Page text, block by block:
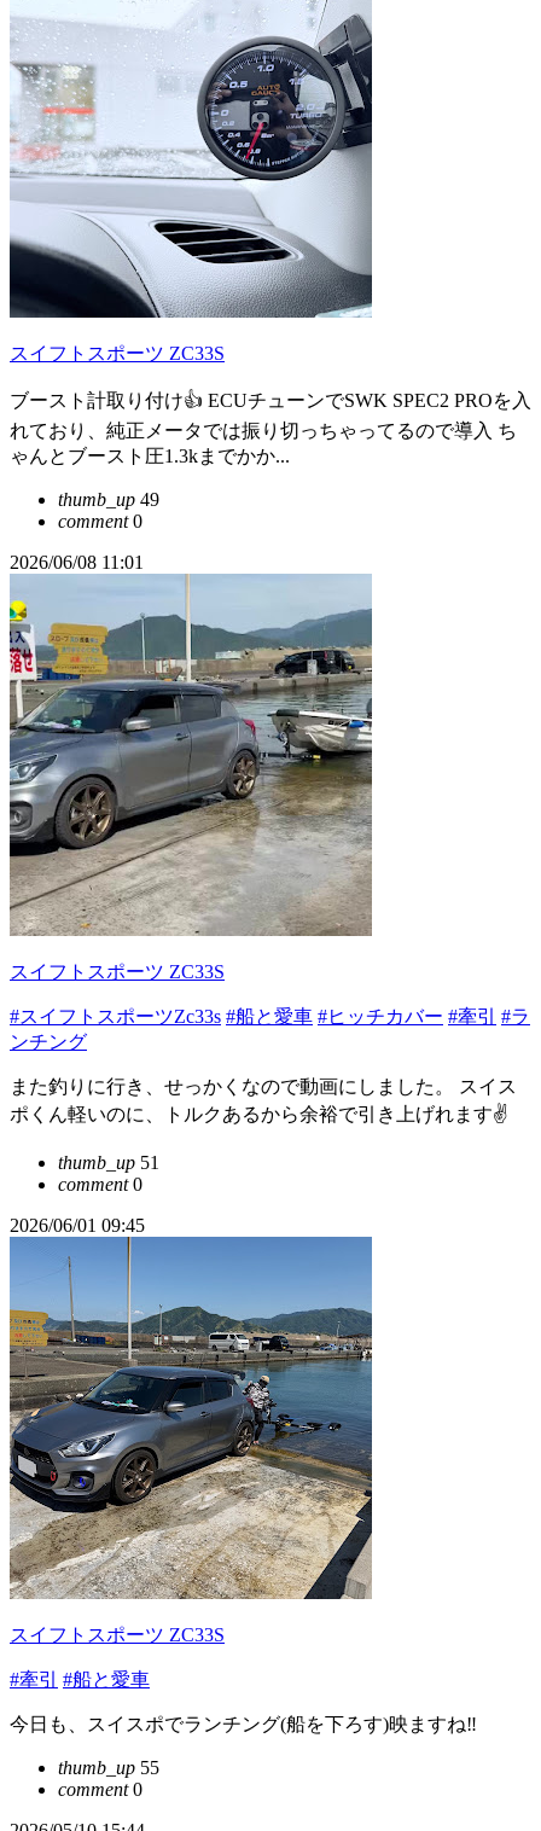
スイフトスポーツ ZC33S
ブースト計取り付け👍 ECUチューンでSWK SPEC2 PROを入
れており、純正メータでは振り切っちゃってるので導入 ち
ゃんとブースト圧1.3kまでかか...
thumb_up 49
comment0
2026/06/08 11:01
スイフトスポーツ ZC33S
#スイフトスポーツZc33s #船と愛車 #ヒッチカバー #牽引
#ラ
ンチング
また釣りに行き、せっかくなので動画にしました。 スイス
ポくん軽いのに、トルクあるから余裕で引き上げれます✌️
thumb_up 51
comment0
2026/06/01 09:45
スイフトスポーツ ZC33S
#牽引 #船と愛車
今日も、スイスポでランチング(船を下ろす)映ますね‼️
thumb_up 55
comment0